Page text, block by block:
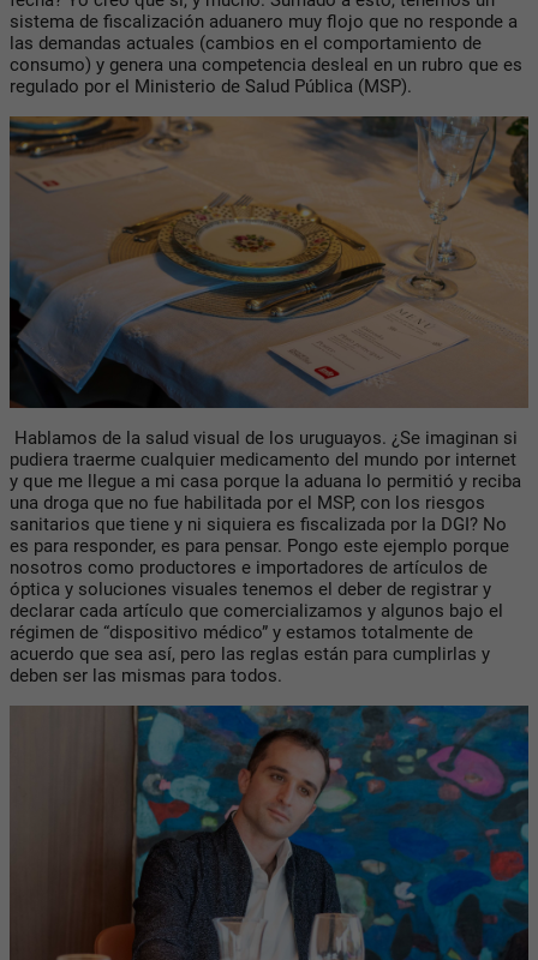
sistema de fiscalización aduanero muy flojo que no responde a
las demandas actuales (cambios en el comportamiento de
consumo) y genera una competencia desleal en un rubro que es
regulado por el Ministerio de Salud Pública (MSP).
Hablamos de la salud visual de los uruguayos. ¿Se imaginan si
pudiera traerme cualquier medicamento del mundo por internet
y que me llegue a mi casa porque la aduana lo permitió y reciba
una droga que no fue habilitada por el MSP, con los riesgos
sanitarios que tiene y ni siquiera es fiscalizada por la DGI? No
es para responder, es para pensar. Pongo este ejemplo porque
nosotros como productores e importadores de artículos de
óptica y soluciones visuales tenemos el deber de registrar y
declarar cada artículo que comercializamos y algunos bajo el
régimen de “dispositivo médico” y estamos totalmente de
acuerdo que sea así, pero las reglas están para cumplirlas y
deben ser las mismas para todos.